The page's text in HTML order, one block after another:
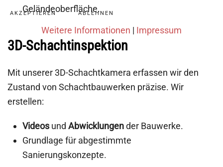
Geländeoberfläche.
3D-Schachtinspektion
Mit unserer 3D-Schachtkamera erfassen wir den
Zustand von Schachtbauwerken präzise. Wir
erstellen:
Videosund Abwicklungender Bauwerke.
Grundlage für abgestimmte
Sanierungskonzepte.
AKZEPTIEREN ABLEHNEN
Weitere Informationen | Impressum